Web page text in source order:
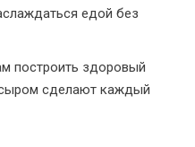
едой без
построить здоровый
сделают каждый